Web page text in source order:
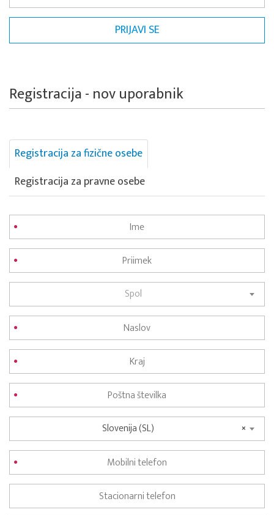
Registracija - nov uporabnik
Registracija za fizične osebe
Registracija za pravne osebe
Spol
×
Slovenija (SL)